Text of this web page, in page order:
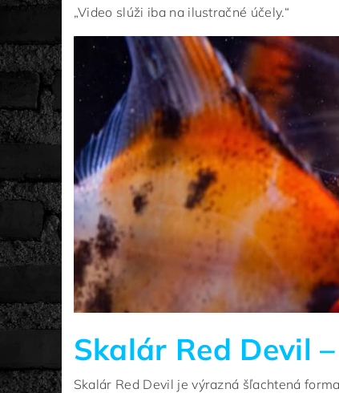
„Video slúži iba na ilustračné účely.“
Skalár Red Devil
Skalár Red Devil je výrazná šľachtená